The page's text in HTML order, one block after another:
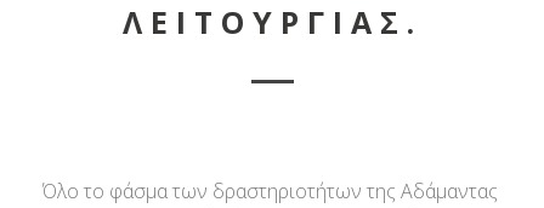
ΛΕΙΤΟΥΡΓΙΑΣ.
Όλο το φάσμα των δραστηριοτήτων της Αδάμαντας